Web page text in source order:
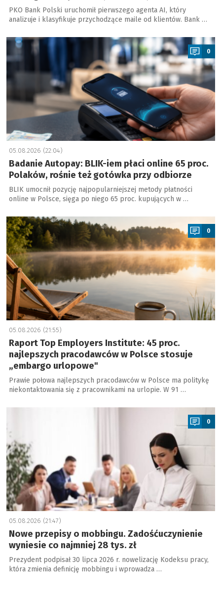
PKO Bank Polski uruchomił pierwszego agenta AI, który
analizuje i klasyfikuje przychodzące maile od klientów. Bank …
a
0
05.08.2026 (22:04)
Badanie Autopay: BLIK-iem płaci online 65 proc.
Polaków, rośnie też gotówka przy odbiorze
BLIK umocnił pozycję najpopularniejszej metody płatności
online w Polsce, sięga po niego 65 proc. kupujących w …
a
0
05.08.2026 (21:55)
Raport Top Employers Institute: 45 proc.
najlepszych pracodawców w Polsce stosuje
„embargo urlopowe"
Prawie połowa najlepszych pracodawców w Polsce ma politykę
niekontaktowania się z pracownikami na urlopie. W 91 …
0
05.08.2026 (21:47)
Nowe przepisy o mobbingu. Zadośćuczynienie
wyniesie co najmniej 28 tys. zł
Prezydent podpisał 30 lipca 2026 r. nowelizację Kodeksu pracy,
która zmienia definicję mobbingu i wprowadza …